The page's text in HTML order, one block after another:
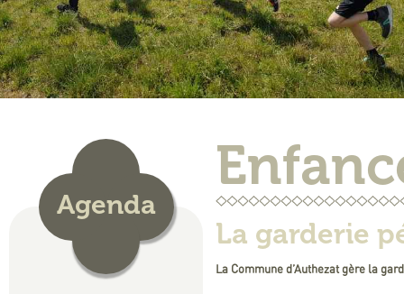
Agenda
La garderie
La Commune d’Authezat gère la